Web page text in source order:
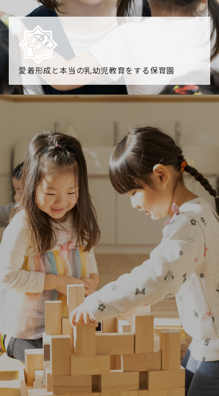
愛着形成と本当の乳幼児教育をする保育園
園からのお知らせ
「すくすく子育て」でリトルスター保育園が紹介されま
各園のブログ
2026.08.06 赤しそジュース作り～にじ組～2026.08.0
5 【そら組】誕生会
一覧を見る